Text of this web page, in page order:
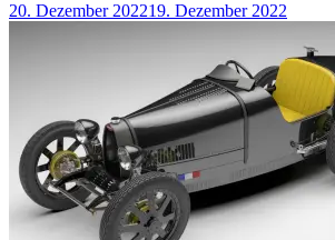
20. Dezember 202219. Dezember 2022